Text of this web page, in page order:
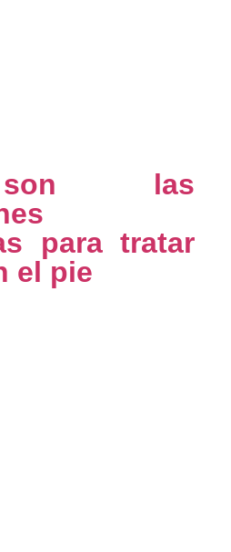
las
para tratar
el pie